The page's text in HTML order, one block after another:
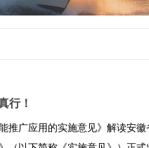
行！
广应用的实施意见》解读安徽